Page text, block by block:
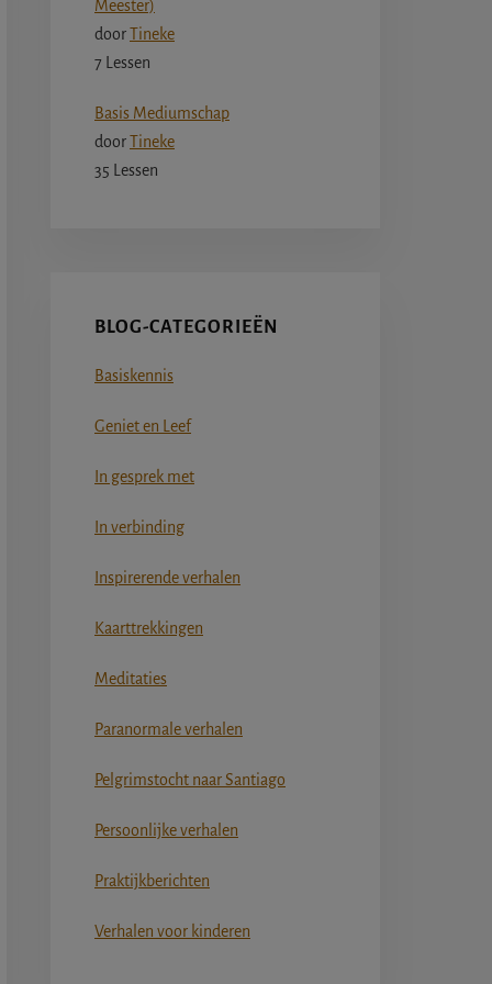
Meester)
doorTineke
7 Lessen
Basis Mediumschap
doorTineke
35 Lessen
BLOG-CATEGORIEËN
Basiskennis
Geniet en Leef
In gesprek met
In verbinding
Inspirerende verhalen
Kaarttrekkingen
Meditaties
Paranormale verhalen
Pelgrimstocht naar Santiago
Persoonlijke verhalen
Praktijkberichten
Verhalen voor kinderen